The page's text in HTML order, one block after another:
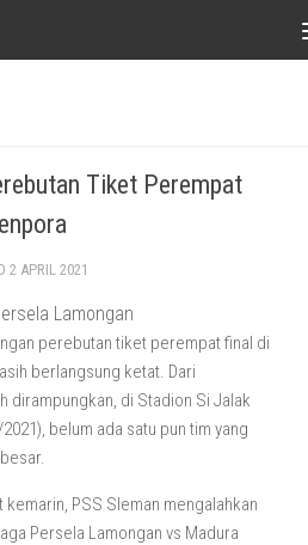
Tiket Perempat
2 APRIL 2021
perebutan tiket perempat final di
berlangsung ketat. Dari
dirampungkan, di Stadion Si Jalak
belum ada satu pun tim yang
PSS Sleman mengalahkan
Persela Lamongan vs Madura